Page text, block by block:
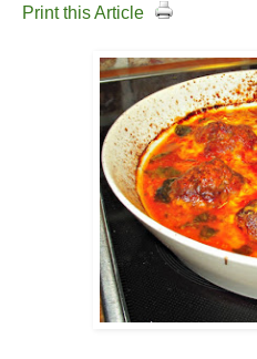
Print this Article